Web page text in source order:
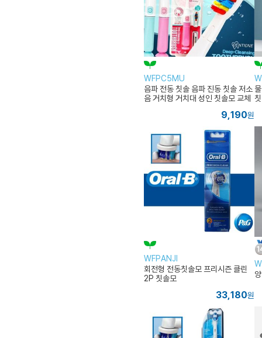
WFPC5MU
음파 전동 칫솔 음파 진동 칫솔 저소
음 거치형 거치대 성인 칫솔모 교체
9,190원
WFPANJI
회전형 전동칫솔모 프리시즌 클린
2P 칫솔모
33,180원